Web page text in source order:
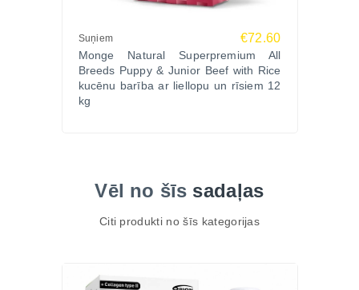
Suņiem €72.60
Monge Natural Superpremium All
Breeds Puppy & Junior Beef with Rice
kucēnu barība ar liellopu un rīsiem 12
kg
Vēl no šīs sadaļas
Citi produkti no šīs kategorijas